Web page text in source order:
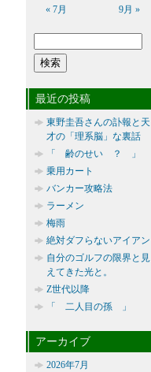
« 7月 9月 »
最近の投稿
東野圭吾さんの訃報と天
才の「理系脳」な裏話
「 齢のせい ？ 」
乗用カート
バンカー攻略法
ラーメン
梅雨
絶対ダフらないアイアン
自分のゴルフの限界と見
えてきた光と。
Z世代以降
「 二人目の孫 」
アーカイブ
2026年7月